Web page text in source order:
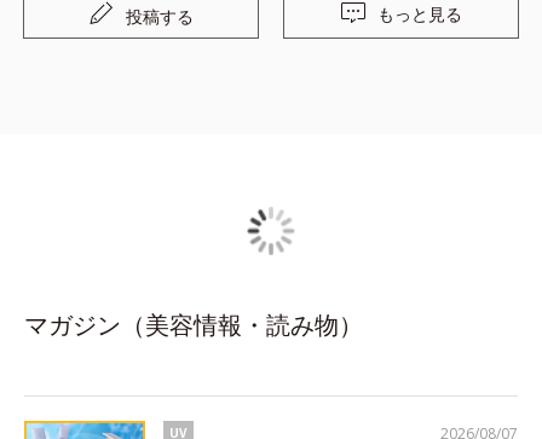
投稿する もっと見る
マガジン（美容情報・読み物）
UV 2026/08/07